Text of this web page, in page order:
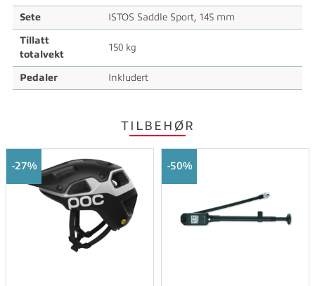
Sete ISTOS Saddle Sport, 145 mm
Tillatt
totalvekt
150 kg
Pedaler Inkludert
TILBEHØR
27% 50%